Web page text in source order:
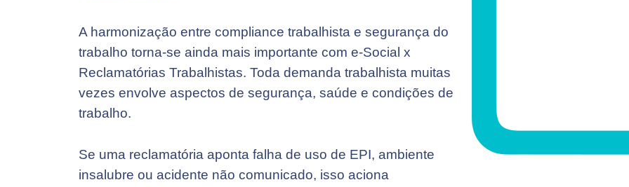
A harmonização entre compliance trabalhista e segurança do
trabalho torna-se ainda mais importante com e-Social x
Reclamatórias Trabalhistas. Toda demanda trabalhista muitas
vezes envolve aspectos de segurança, saúde e condições de
trabalho.
Se uma reclamatória aponta falha de uso de EPI, ambiente
insalubre ou acidente não comunicado, isso aciona